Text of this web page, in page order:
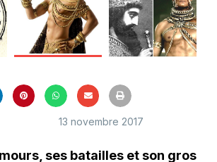
13 novembre 2017
ses batailles et son gros